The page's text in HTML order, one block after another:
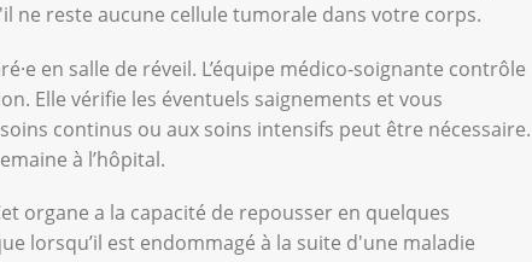
ne reste aucune cellule tumorale dans votre corps.
en salle de réveil. L’équipe médico-soignante contrôle
Elle vérifie les éventuels saignements et vous
continus ou aux soins intensifs peut être nécessaire.
à l’hôpital.
organe a la capacité de repousser en quelques
lorsqu’il est endommagé à la suite d'une maladie